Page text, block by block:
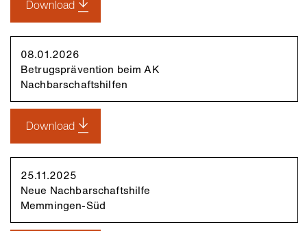
Download
08.01.2026
Betrugsprävention beim AK
Nachbarschaftshilfen
Download
25.11.2025
Neue Nachbarschaftshilfe
Memmingen-Süd